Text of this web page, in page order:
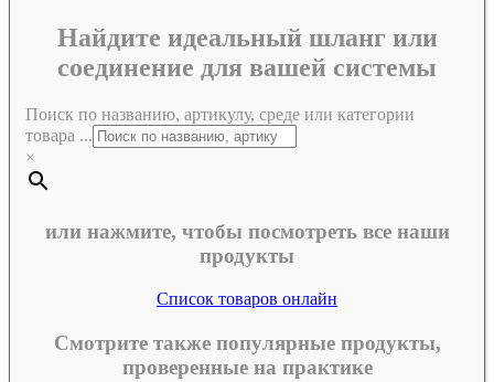
Найдите идеальный шланг или
соединение для вашей системы
Поиск по названию, артикулу, среде или категории
товара ...
×
или нажмите, чтобы посмотреть все наши
продукты
Список товаров онлайн
Смотрите также популярные продукты,
проверенные на практике